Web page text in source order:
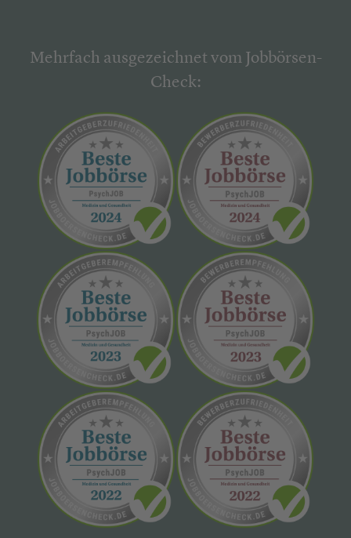
Mehrfach ausgezeichnet vom Jobbörsen-
Check: